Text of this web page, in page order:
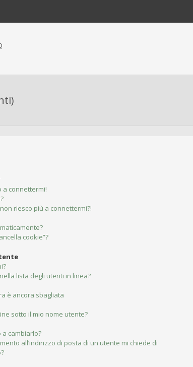
a connettermi!
riesco più a connettermi?!
cookie”?
lista degli utenti in linea?
è ancora sbagliata
sotto il mio nome utente?
a cambiarlo?
all’indirizzo di posta di un utente mi chiede di